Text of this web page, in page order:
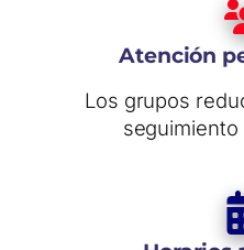
Atención
Los grupos
seguimiento